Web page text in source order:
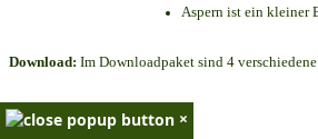
Aspern ist ein kleiner
Download: Im Downloadpaket sind 4
×